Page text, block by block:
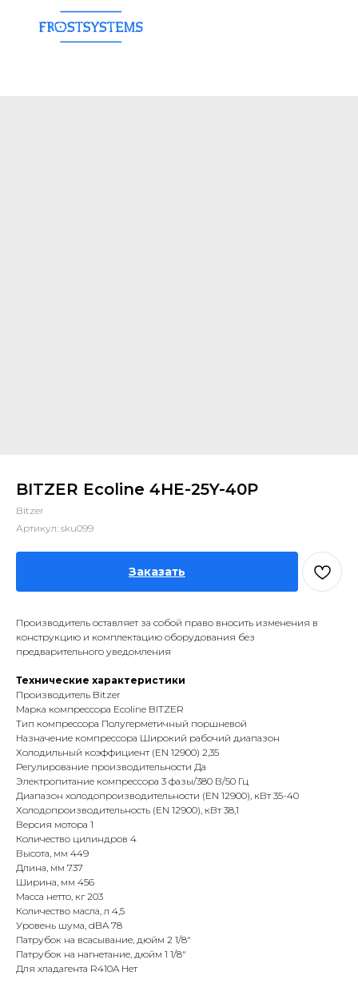
BITZER Ecoline 4HE-25Y-40P
Bitzer
Артикул: sku099
Заказать
Производитель оставляет за собой право вносить изменения в
конструкцию и комплектацию оборудования без
предварительного уведомления
Технические характеристики
Производитель Bitzer
Марка компрессора Ecoline BITZER
Тип компрессора Полугерметичный поршневой
Назначение компрессора Широкий рабочий диапазон
Холодильный коэффициент (EN 12900) 2,35
Регулирование производительности Да
Электропитание компрессора 3 фазы/380 В/50 Гц
Диапазон холодопроизводительности (EN 12900), кВт 35-40
Холодопроизводительность (EN 12900), кВт 38,1
Версия мотора 1
Количество цилиндров 4
Высота, мм 449
Длина, мм 737
Ширина, мм 456
Масса нетто, кг 203
Количество масла, л 4,5
Уровень шума, dBA 78
Патрубок на всасывание, дюйм 2 1/8"
Патрубок на нагнетание, дюйм 1 1/8"
Для хладагента R410A Нет